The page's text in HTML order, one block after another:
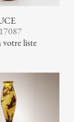
votre liste